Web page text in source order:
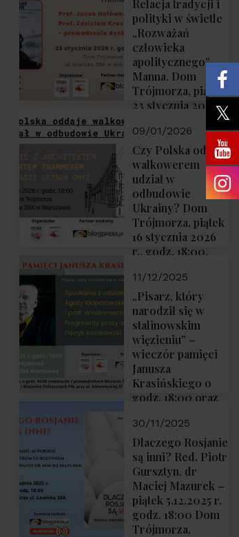
Relacja tradycji i
polityki w świetle
„Rozważań
człowieka
apolitycznego”
Manna. Dom
Trójmorza, piątek
23 stycznia 2026
Zapraszamy!
09/01/2026
Czy Polska oddaje
walkowerem
udział w
odbudowie
Ukrainy? Dom
Trójmorza, piątek
16 stycznia 2026
r., godz. 18:00.
11/12/2025
„Pisarz, który
narodził się w
stalinowskim
więzieniu” –
wieczór pamięci
Janusza
Krasińskiego o
godz. 18:00 oraz
Muzeum
Żołnierzy
Wyklętych i
Więźniów
Politycznych PRL
o godz. 16:00 – 19
grudnia 2025 r.
30/11/2025
Dlaczego Rosjanie
są inni? Red. Piotr
Gursztyn, dr
Maciej Mazurek –
piątek 5.12.2025 r.
godz. 18:00 Dom
Trójmorza.